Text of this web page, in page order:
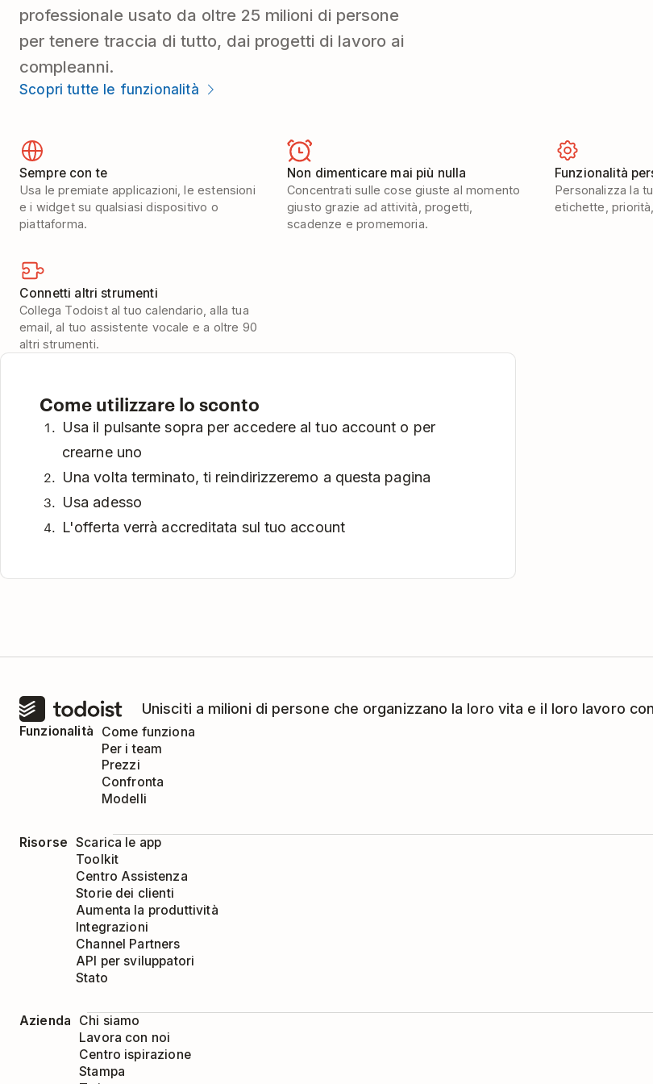
professionale usato da oltre 25 milioni di persone
per tenere traccia di tutto, dai progetti di lavoro ai
compleanni.
Scopri tutte le funzionalità
Sempre con te
Usa le premiate applicazioni, le estensioni
e i widget su qualsiasi dispositivo o
piattaforma.
Non dimenticare mai più nulla
Concentrati sulle cose giuste al momento
giusto grazie ad attività, progetti,
scadenze e promemoria.
Funzionalità
Personalizza la
etichette,
Connetti altri strumenti
Collega Todoist al tuo calendario, alla tua
email, al tuo assistente vocale e a oltre 90
altri strumenti.
Come utilizzare lo sconto
Usa il pulsante sopra per accedere al tuo account o per
crearne uno
Una volta terminato, ti reindirizzeremo a questa pagina
Usa adesso
L'offerta verrà accreditata sul tuo account
Unisciti a milioni di persone che organizzano la loro vita e il loro lavoro
Funzionalità
Come funziona
Per i team
Prezzi
Confronta
Modelli
Risorse Scarica le app
Toolkit
Centro Assistenza
Storie dei clienti
Aumenta la produttività
Integrazioni
Channel Partners
API per sviluppatori
Stato
Azienda
Chi siamo
Lavora con noi
Centro ispirazione
Stampa